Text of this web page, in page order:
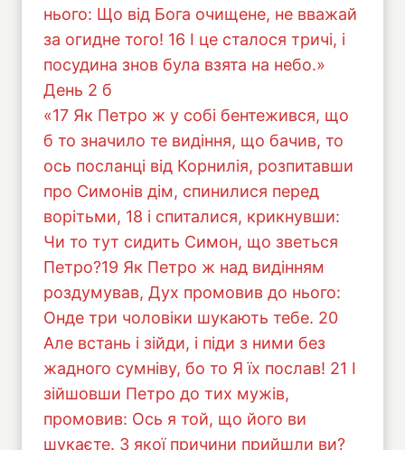
нього: Що від Бога очищене, не вважай
за огидне того! 16 І це сталося тричі, і
посудина знов була взята на небо.»
День 2 б
«17 Як Петро ж у собі бентежився, що
б то значило те видіння, що бачив, то
ось посланці від Корнилія, розпитавши
про Симонів дім, спинилися перед
ворітьми, 18 і спиталися, крикнувши:
Чи то тут сидить Симон, що зветься
Петро?19 Як Петро ж над видінням
роздумував, Дух промовив до нього:
Онде три чоловіки шукають тебе. 20
Але встань і зійди, і піди з ними без
жадного сумніву, бо то Я їх послав! 21 І
зійшовши Петро до тих мужів,
промовив: Ось я той, що його ви
шукаєте. З якої причини прийшли ви?